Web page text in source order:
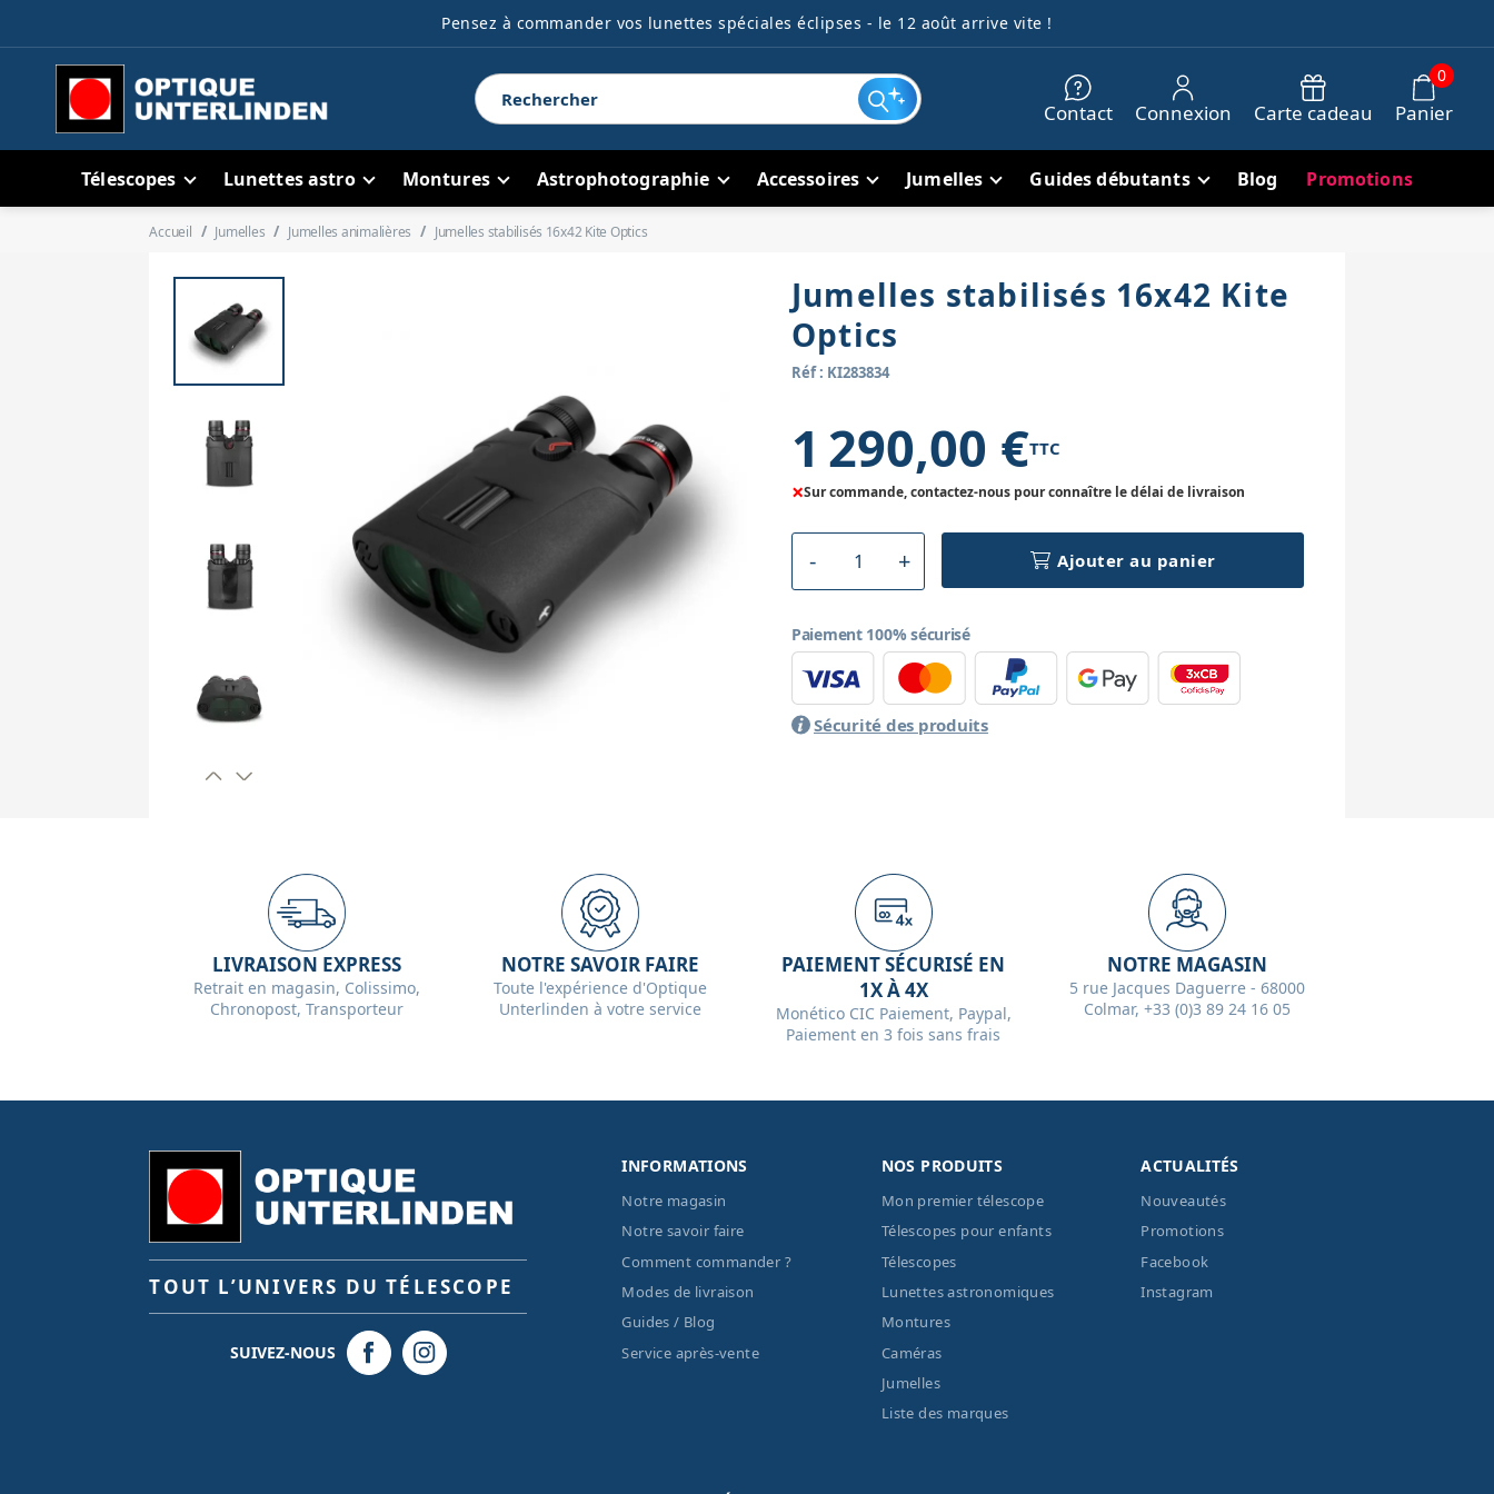
Pensez à commander vos lunettes spéciales éclipses - le 12 août arrive vite !
Contact Connexion Carte cadeau Panier
0
Télescopes Lunettes astro Montures Astrophotographie Accessoires Jumelles Guides débutants Blog Promotions
Accueil Jumelles Jumelles animalières Jumelles stabilisés 16x42 Kite Optics
Jumelles stabilisés 16x42 Kite
Optics
Réf : KI283834
1 290,00 €TTC
×Sur commande, contactez-nous pour connaître le délai de livraison
Ajouter au panier
Paiement 100% sécurisé
Sécurité des produits
LIVRAISON EXPRESS
Retrait en magasin, Colissimo,
Chronopost, Transporteur
NOTRE SAVOIR FAIRE
Toute l'expérience d'Optique
Unterlinden à votre service
PAIEMENT SÉCURISÉ EN
1X À 4X
Monético CIC Paiement, Paypal,
Paiement en 3 fois sans frais
NOTRE MAGASIN
5 rue Jacques Daguerre - 68000
Colmar, +33 (0)3 89 24 16 05
TOUT L’UNIVERS DU TÉLESCOPE
SUIVEZ-NOUS
INFORMATIONS
Notre magasin
Notre savoir faire
Comment commander ?
Modes de livraison
Guides / Blog
Service après-vente
NOS PRODUITS
Mon premier télescope
Télescopes pour enfants
Télescopes
Lunettes astronomiques
Montures
Caméras
Jumelles
Liste des marques
ACTUALITÉS
Nouveautés
Promotions
Facebook
Instagram